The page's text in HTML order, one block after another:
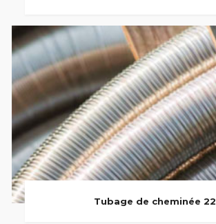
Tubage de cheminée 22